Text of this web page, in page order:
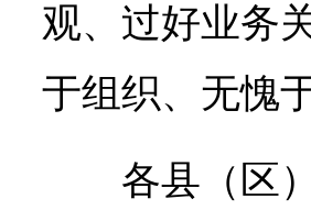
观、过好业务
于组织、无愧
各县（区